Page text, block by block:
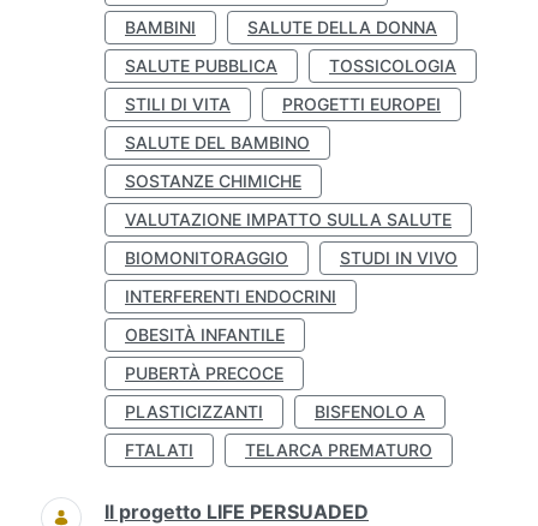
BAMBINI
SALUTE DELLA DONNA
SALUTE PUBBLICA
TOSSICOLOGIA
STILI DI VITA
PROGETTI EUROPEI
SALUTE DEL BAMBINO
SOSTANZE CHIMICHE
VALUTAZIONE IMPATTO SULLA SALUTE
BIOMONITORAGGIO
STUDI IN VIVO
INTERFERENTI ENDOCRINI
OBESITÀ INFANTILE
PUBERTÀ PRECOCE
PLASTICIZZANTI
BISFENOLO A
FTALATI
TELARCA PREMATURO
Il progetto LIFE PERSUADED